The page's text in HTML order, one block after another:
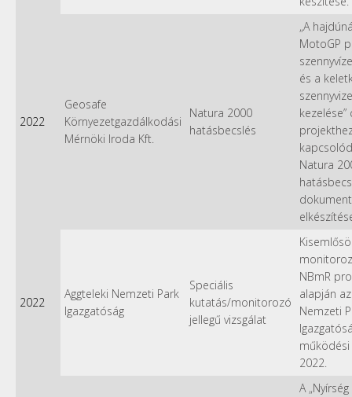
2022
Geosafe
Környezetgazdálkodási
Mérnöki Iroda Kft.
Natura 2000
hatásbecslés
„A
MotoGP
és a
kezelése”
Natura
2022
Aggteleki Nemzeti Park
Igazgatóság
Speciális
kutatás/monitorozó
jellegű vizsgálat
NBmR
alapján
Nemzeti
2022.
A „Nyírség